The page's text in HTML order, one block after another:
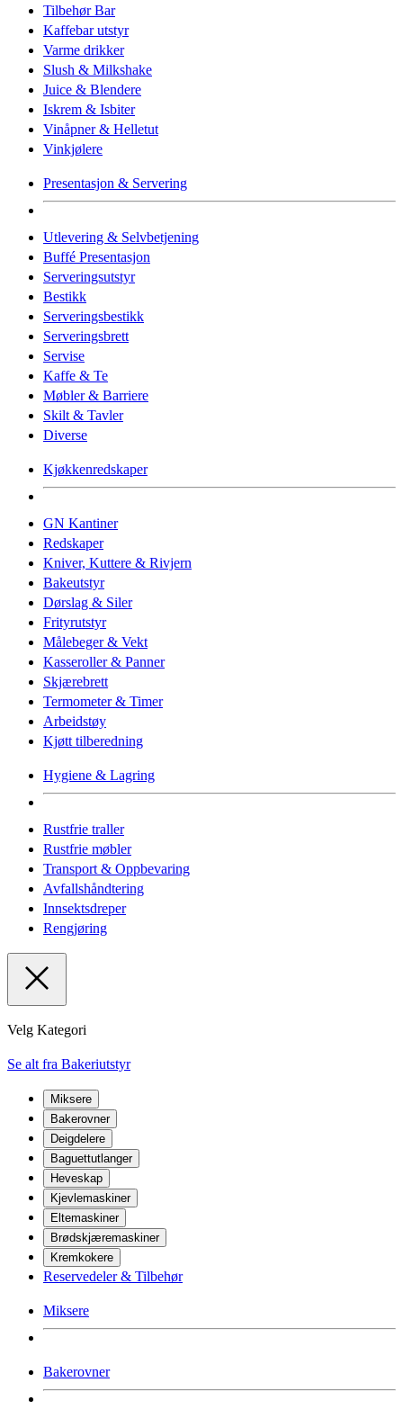
Tilbehør Bar
Kaffebar utstyr
Varme drikker
Slush & Milkshake
Juice & Blendere
Iskrem & Isbiter
Vinåpner & Helletut
Vinkjølere
Presentasjon & Servering
Utlevering & Selvbetjening
Buffé Presentasjon
Serveringsutstyr
Bestikk
Serveringsbestikk
Serveringsbrett
Servise
Kaffe & Te
Møbler & Barriere
Skilt & Tavler
Diverse
Kjøkkenredskaper
GN Kantiner
Redskaper
Kniver, Kuttere & Rivjern
Bakeutstyr
Dørslag & Siler
Frityrutstyr
Målebeger & Vekt
Kasseroller & Panner
Skjærebrett
Termometer & Timer
Arbeidstøy
Kjøtt tilberedning
Hygiene & Lagring
Rustfrie traller
Rustfrie møbler
Transport & Oppbevaring
Avfallshåndtering
Innsektsdreper
Rengjøring
Velg Kategori
Se alt fra Bakeriutstyr
Miksere
Bakerovner
Deigdelere
Baguettutlanger
Heveskap
Kjevlemaskiner
Eltemaskiner
Brødskjæremaskiner
Kremkokere
Reservedeler & Tilbehør
Miksere
Bakerovner